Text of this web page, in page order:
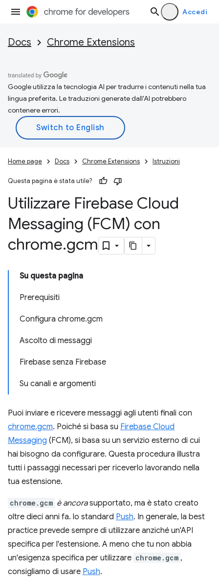
Accedi
Docs Chrome Extensions
Google utilizza la tecnologia AI per tradurre i contenuti nella tua
lingua preferita. Le traduzioni generate dall'AI potrebbero
contenere errori.
Home page Docs Chrome Extensions Istruzioni
Questa pagina è stata utile?
Utilizzare Firebase Cloud
Messaging (FCM) con
chrome.gcm
Su questa pagina
Prerequisiti
Configura chrome.gcm
Ascolto di messaggi
Firebase senza Firebase
Su canali e argomenti
Puoi inviare e ricevere messaggi agli utenti finali con
chrome.gcm. Poiché si basa su Firebase Cloud
Messaging (FCM), si basa su un servizio esterno di cui
hai bisogno da configurare. Questa procedura illustra
tutti i passaggi necessari per riceverlo lavorando nella
tua estensione.
chrome.gcm è ancorasupportato, ma è stato creato
oltre dieci anni fa. lo standard Push. In generale, la best
practice prevede sempre di utilizzare anziché un'API
specifica per l'estensione. A meno che tu non abbia
un'esigenza specifica per utilizzare chrome.gcm ,
consigliamo di usare Push.